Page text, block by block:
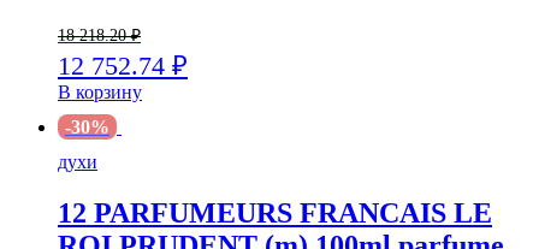
18 218.20₽
12 752.74 ₽
В корзину
-30%
духи
12 PARFUMEURS FRANCAIS LE